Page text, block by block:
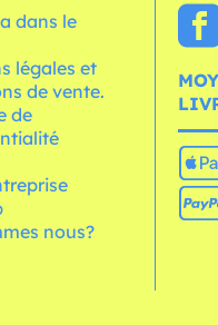
dans le
légales et
de vente.
de
nous?